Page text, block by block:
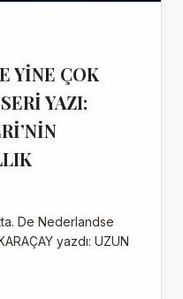
YİNE ÇOK
YAZI:
De Nederlandse
yazdı: UZUN